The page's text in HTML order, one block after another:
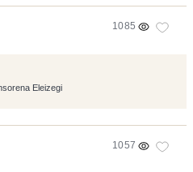
1085
Eleizegi
1057